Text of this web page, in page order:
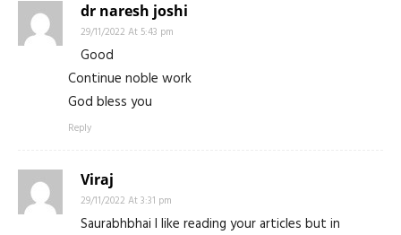
dr naresh joshi
29/11/2022 At 5:43 pm
Good
Continue noble work
God bless you
Reply
Viraj
29/11/2022 At 3:31 pm
Saurabhbhai I like reading your articles but in